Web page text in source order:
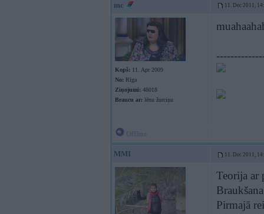
mc 11. Dec 2011,
Kopš: 11. Apr 2009
No: Rīga
Ziņojumi: 48018
Braucu ar: lēnu žurciņu
MMI 11. Dec 2011,
Teorija ar
Pirmajā